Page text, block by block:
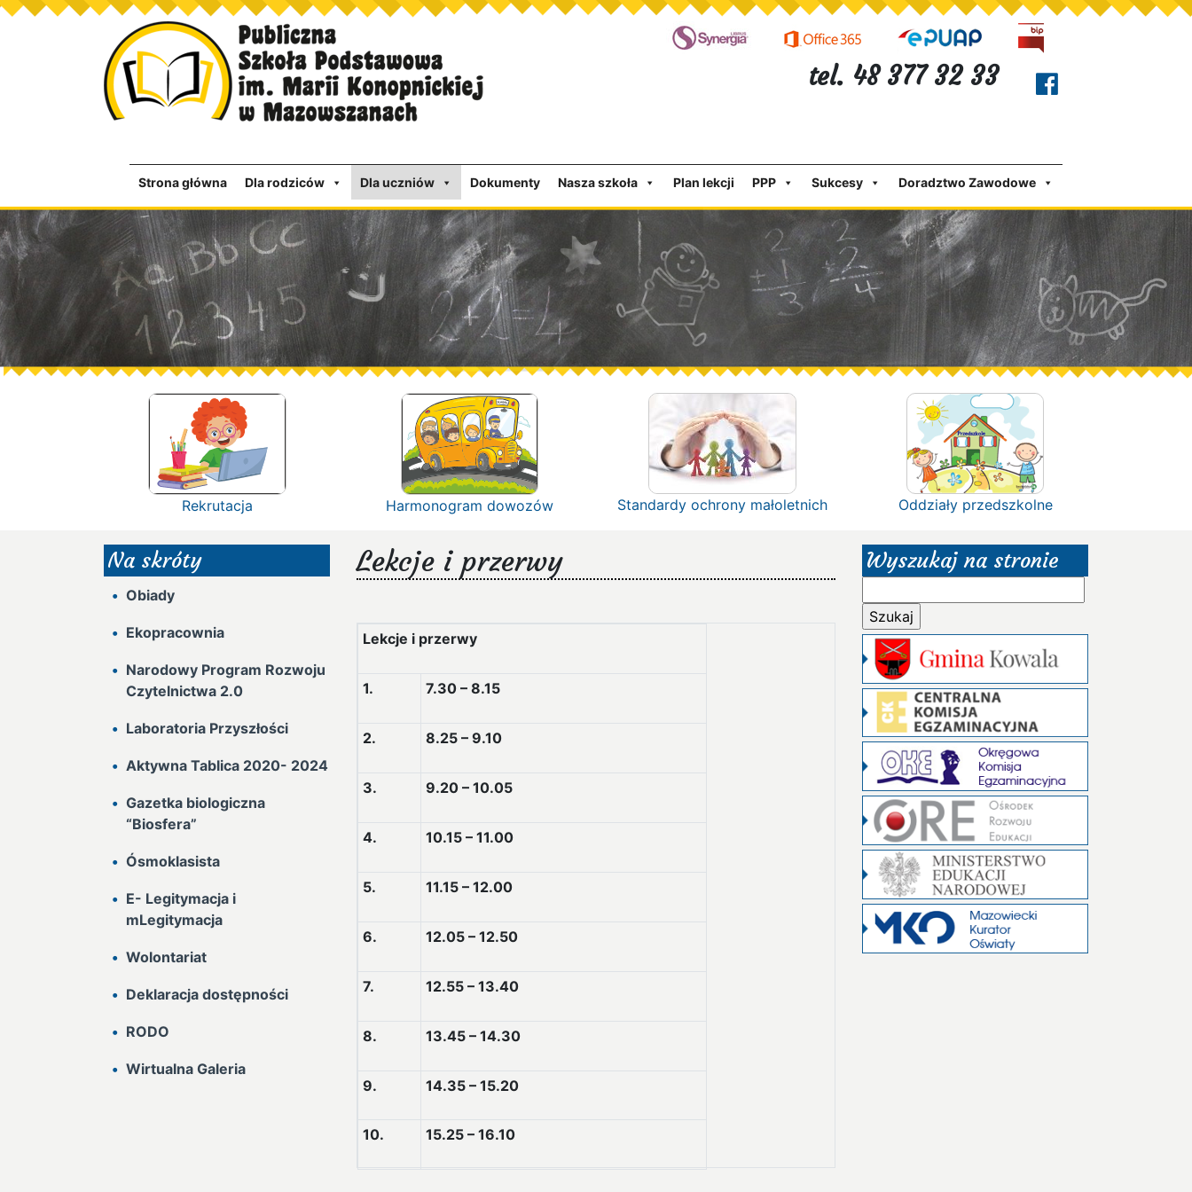
tel. 48 377 32 33
Strona główna Dla rodziców Dla uczniów Dokumenty Nasza szkoła Plan lekcji PPP Sukcesy Doradztwo Zawodowe
Rekrutacja Harmonogram dowozów Standardy ochrony małoletnich Oddziały przedszkolne
Na skróty
Obiady
Ekopracownia
Narodowy Program Rozwoju
Czytelnictwa 2.0
Laboratoria Przyszłości
Aktywna Tablica 2020- 2024
Gazetka biologiczna
“Biosfera”
Ósmoklasista
E- Legitymacja i
mLegitymacja
Wolontariat
Deklaracja dostępności
RODO
Wirtualna Galeria
Lekcje i przerwy
Lekcje i przerwy
1. 7.30 – 8.15
2. 8.25 – 9.10
3. 9.20 – 10.05
4. 10.15 – 11.00
5. 11.15 – 12.00
6. 12.05 – 12.50
7. 12.55 – 13.40
8. 13.45 – 14.30
9. 14.35 – 15.20
10. 15.25 – 16.10
Wyszukaj na stronie